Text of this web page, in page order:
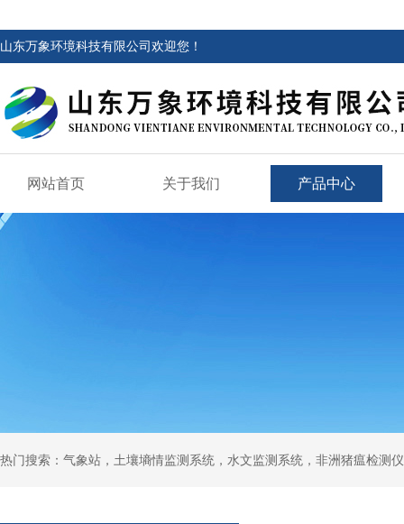
山东万象环境科技有限公司欢迎您！
网站首页 关于我们 产品中心
热门搜索：气象站，土壤墒情监测系统，水文监测系统，非洲猪瘟检测